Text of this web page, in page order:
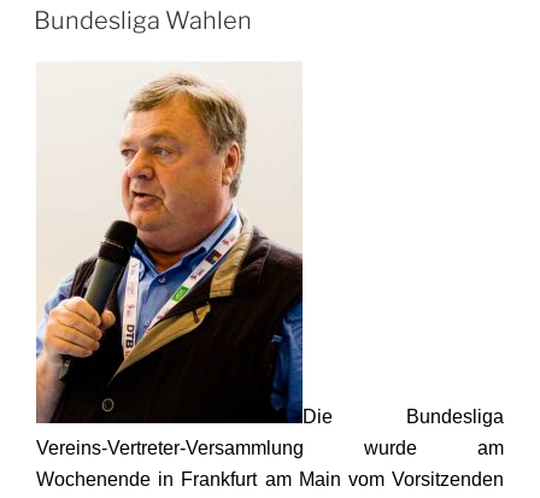
AM
Bundesliga Wahlen
Die Bundesliga
Vereins-Vertreter-Versammlung wurde am
Wochenende in Frankfurt am Main vom Vorsitzenden